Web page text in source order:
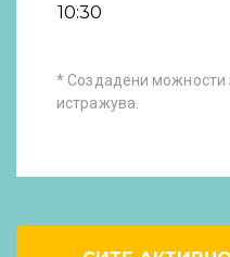
10:30
* Создадени можности
истражува.